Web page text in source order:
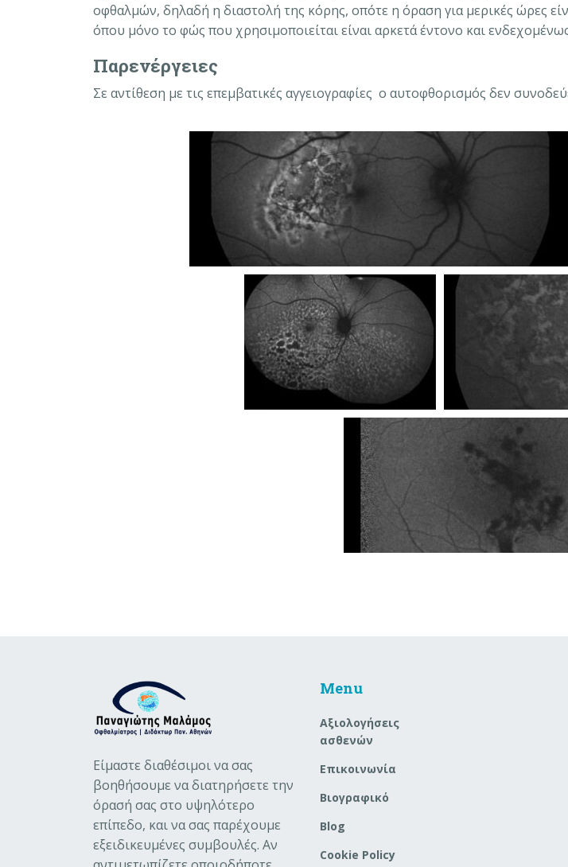
οφθαλμών, δηλαδή η διαστολή της κόρης, οπότε η όραση για μερικές ώρες
όπου μόνο το φώς που χρησιμοποιείται είναι αρκετά έντονο και
Παρενέργειες
Σε αντίθεση με τις επεμβατικές αγγειογραφίες ο αυτοφθορισμός δεν
Είμαστε διαθέσιμοι να σας
βοηθήσουμε να διατηρήσετε την
όρασή σας στο υψηλότερο
επίπεδο, και να σας παρέχουμε
εξειδικευμένες συμβουλές. Αν
Menu
Aξιολογήσεις
ασθενών
Επικοινωνία
Βιογραφικό
Blog
Cookie Policy